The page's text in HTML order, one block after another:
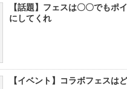
【話題】フェスは〇〇でもポ
にしてくれ
【イベント】コラボフェスは